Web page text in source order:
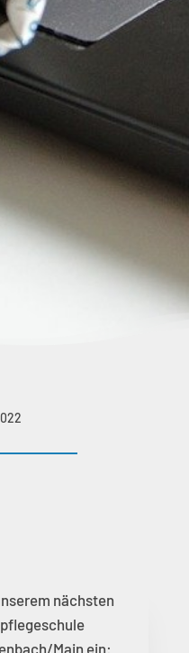
nächsten
Main ein: